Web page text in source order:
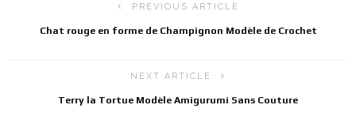
PREVIOUS ARTICLE
Chat rouge en forme de Champignon Modèle de Crochet
NEXT ARTICLE
Terry la Tortue Modèle Amigurumi Sans Couture